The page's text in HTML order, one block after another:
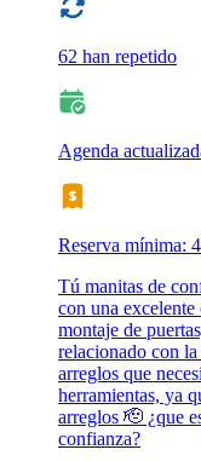
62 han repetido
Agenda
Reserva mínima:
Tú manitas de
con una excelente
montaje de
relacionado con
arreglos que
herramientas, ya
arreglos 🫡 ¿que
confianza?